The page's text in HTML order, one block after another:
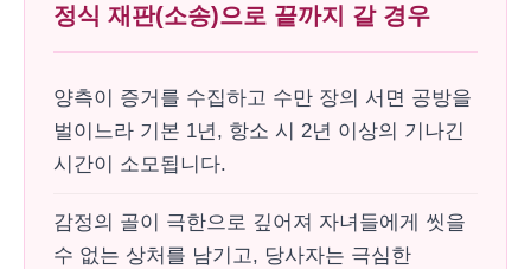
정식 재판(소송)으로 끝까지 갈 경우
양측이 증거를 수집하고 수만 장의 서면 공방을
벌이느라 기본 1년, 항소 시 2년 이상의 기나긴
시간이 소모됩니다.
감정의 골이 극한으로 깊어져 자녀들에게 씻을
수 없는 상처를 남기고, 당사자는 극심한